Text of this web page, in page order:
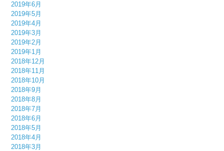
2019年6月
2019年5月
2019年4月
2019年3月
2019年2月
2019年1月
2018年12月
2018年11月
2018年10月
2018年9月
2018年8月
2018年7月
2018年6月
2018年5月
2018年4月
2018年3月